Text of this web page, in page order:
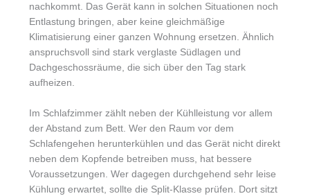
nachkommt. Das Gerät kann in solchen Situationen noch
Entlastung bringen, aber keine gleichmäßige
Klimatisierung einer ganzen Wohnung ersetzen. Ähnlich
anspruchsvoll sind stark verglaste Südlagen und
Dachgeschossräume, die sich über den Tag stark
aufheizen.
Im Schlafzimmer zählt neben der Kühlleistung vor allem
der Abstand zum Bett. Wer den Raum vor dem
Schlafengehen herunterkühlen und das Gerät nicht direkt
neben dem Kopfende betreiben muss, hat bessere
Voraussetzungen. Wer dagegen durchgehend sehr leise
Kühlung erwartet, sollte die Split-Klasse prüfen. Dort sitzt